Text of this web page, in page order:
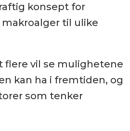
konsept for
makroalger til ulike
flere vil se mulighetene
kan ha i fremtiden, og
som tenker